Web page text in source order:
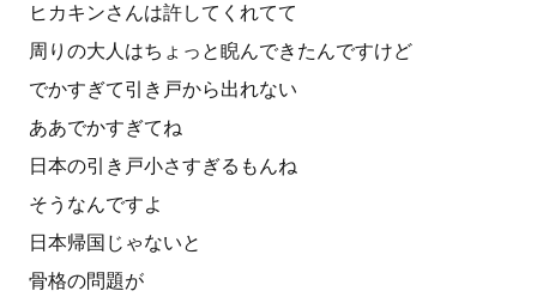
ヒカキンさんは許してくれてて
周りの大人はちょっと睨んできたんですけど
でかすぎて引き戸から出れない
ああでかすぎてね
日本の引き戸小さすぎるもんね
そうなんですよ
日本帰国じゃないと
骨格の問題が